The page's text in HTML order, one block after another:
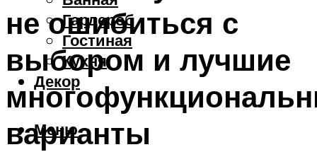
Гардероб
Гостиная
Кухня
Декор
Меню
не ошибиться с
выбором и лучшие
варианты